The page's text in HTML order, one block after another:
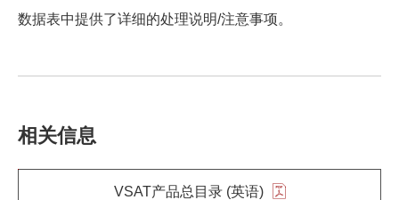
数据表中提供了详细的处理说明/注意事项。
相关信息
VSAT产品总目录 (英语)